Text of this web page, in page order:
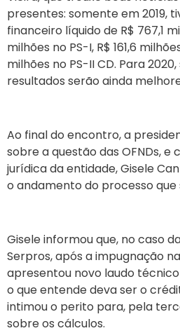
presentes: somente em 2019,
financeiro líquido de R$ 767,1
milhões no PS-I, R$ 161,6
milhões no PS-II CD. Para
resultados serão ainda
Ao final do encontro, a
sobre a questão das OFNDs, e
jurídica da entidade, Gisele
o andamento do processo
Gisele informou que, no caso
Serpros, após a impugnação
apresentou novo laudo
o que entende deva ser o
intimou o perito para, pela
sobre os cálculos.